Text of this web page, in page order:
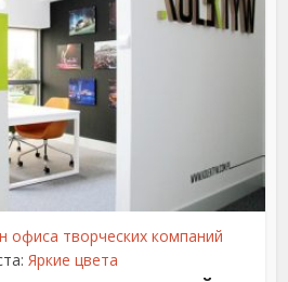
офиса творческих компаний
Яркие цвета